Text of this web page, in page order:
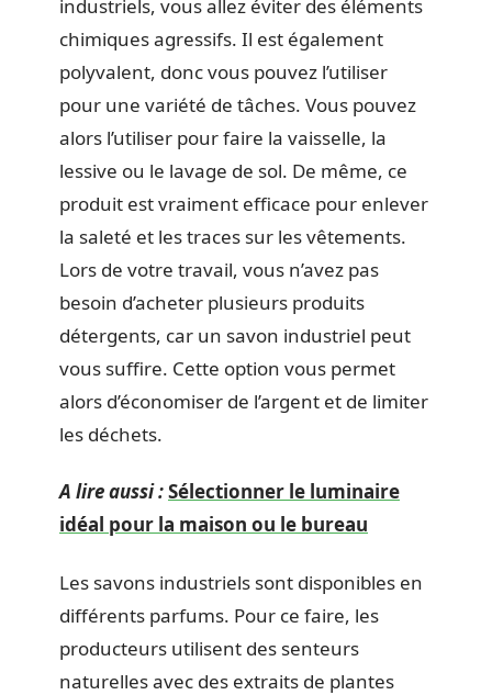
industriels, vous allez éviter des éléments
chimiques agressifs. Il est également
polyvalent, donc vous pouvez l’utiliser
pour une variété de tâches. Vous pouvez
alors l’utiliser pour faire la vaisselle, la
lessive ou le lavage de sol. De même, ce
produit est vraiment efficace pour enlever
la saleté et les traces sur les vêtements.
Lors de votre travail, vous n’avez pas
besoin d’acheter plusieurs produits
détergents, car un savon industriel peut
vous suffire. Cette option vous permet
alors d’économiser de l’argent et de limiter
les déchets.
A lire aussi :Sélectionner le luminaire
idéal pour la maison ou le bureau
Les savons industriels sont disponibles en
différents parfums. Pour ce faire, les
producteurs utilisent des senteurs
naturelles avec des extraits de plantes